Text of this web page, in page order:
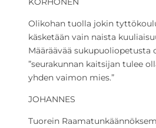
Olikohan tuolla jokin
käsketään vain naista
Määräävää sukupuoliopetusta
”seurakunnan kaitsijan tulee
yhden vaimon mies.”
JOHANNES
Tuorein